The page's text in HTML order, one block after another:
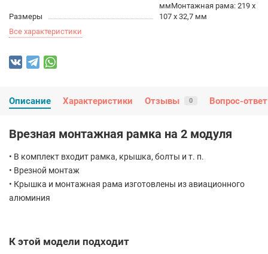
Размеры
ммМонтажная рама: 219 х
107 х 32,7 мм
Все характеристики
Описание Характеристики Отзывы 0 Вопрос-ответ
Врезная монтажная рамка на 2 модуля
• В комплект входит рамка, крышка, болты и т. п.
• Врезной монтаж
• Крышка и монтажная рама изготовлены из авиационного
алюминия
К этой модели подходит